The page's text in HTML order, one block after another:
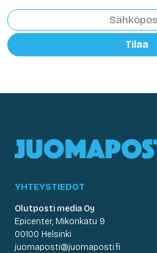
Tilaa
YHTEYSTIEDOT
Olutposti media Oy
Epicenter, Mikonkatu 9
00100 Helsinki
juomaposti@juomaposti.fi